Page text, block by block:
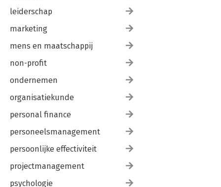
leiderschap
marketing
mens en maatschappij
non-profit
ondernemen
organisatiekunde
personal finance
personeelsmanagement
persoonlijke effectiviteit
projectmanagement
psychologie